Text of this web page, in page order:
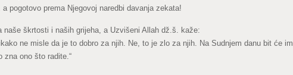
pogotovo prema Njegovoj naredbi davanja zekata!
škrtosti i naših grijeha, a Uzvišeni Allah dž.š. kaže:
ne misle da je to dobro za njih. Ne, to je zlo za njih. Na Sudnjem danu bit će
zna ono što radite.“